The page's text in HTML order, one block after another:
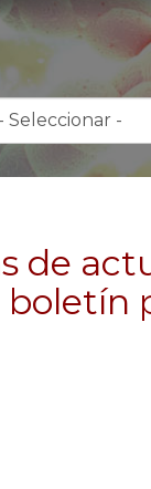
de
boletín